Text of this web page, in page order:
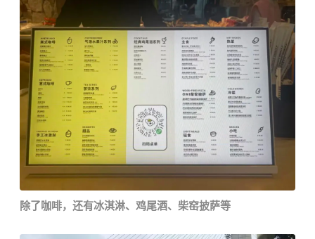
除了咖啡，还有冰淇淋、鸡尾酒、柴窑披萨等